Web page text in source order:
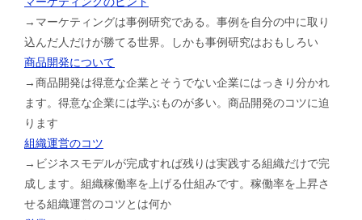
→マーケティングは事例研究である。事例を自分の中に取り
込んだ人だけが勝てる世界。しかも事例研究はおもしろい
商品開発について
→商品開発は得意な企業とそうでない企業にはっきり分かれ
ます。得意な企業には学ぶものが多い。商品開発のコツに迫
ります
組織運営のコツ
→ビジネスモデルが完成すれば残りは実践する組織だけで完
成します。組織稼働率を上げる仕組みです。稼働率を上昇さ
せる組織運営のコツとは何か